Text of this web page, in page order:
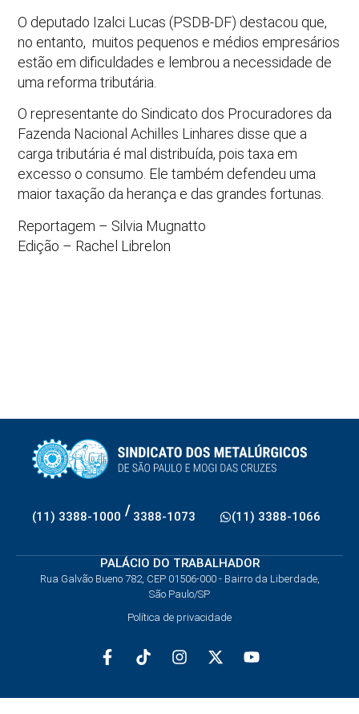
O deputado Izalci Lucas (PSDB-DF) destacou que,
no entanto, muitos pequenos e médios empresários
estão em dificuldades e lembrou a necessidade de
uma reforma tributária.
O representante do Sindicato dos Procuradores da
Fazenda Nacional Achilles Linhares disse que a
carga tributária é mal distribuída, pois taxa em
excesso o consumo. Ele também defendeu uma
maior taxação da herança e das grandes fortunas.
Reportagem – Silvia Mugnatto
Edição – Rachel Librelon
(11) 3388-1000 / 3388-1073 (11) 3388-1066
PALÁCIO DO TRABALHADOR
Rua Galvão Bueno 782, CEP 01506-000 - Bairro da Liberdade,
São Paulo/SP
Política de privacidade